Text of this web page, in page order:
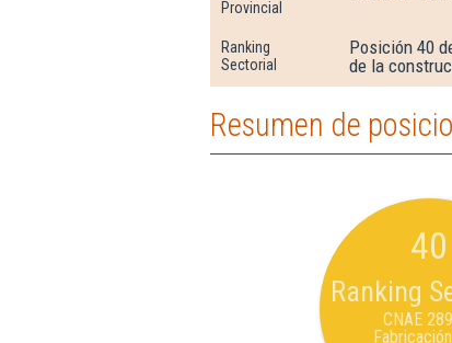
Provincial
Ranking
Sectorial
Posición 40
de la
Resumen de
40
Ranking
CNAE